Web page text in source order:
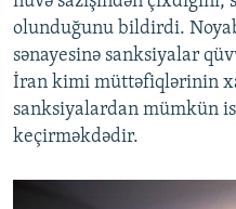
olunduğunu bildirdi.
sənayesinə sanksiyalar
İran kimi müttəfiqlərinin
sanksiyalardan mümkün
keçirməkdədir.